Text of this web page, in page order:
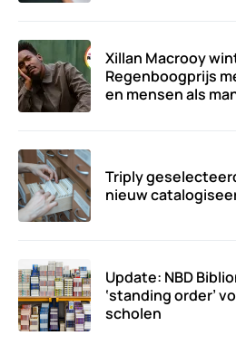
Xillan Macrooy
Regenboogprijs
en mensen als
Triply
nieuw
Update: NBD
‘standing order’
scholen